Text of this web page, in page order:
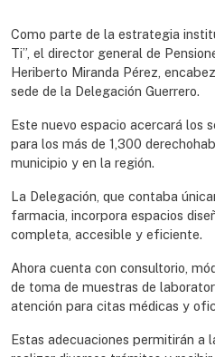
Como parte de la estrategia
Ti”, el director general de
Heriberto Miranda Pérez,
sede de la Delegación Guerrero.
Este nuevo espacio acercará los
para los más de 1,300
municipio y en la región.
La Delegación, que contaba
farmacia, incorpora espacios
completa, accesible y eficiente.
Ahora cuenta con consultorio,
de toma de muestras de
atención para citas médicas y
Estas adecuaciones permitirán a